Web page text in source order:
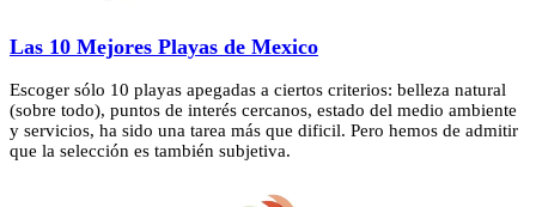
Las 10 Mejores Playas de Mexico
Escoger sólo 10 playas apegadas a ciertos criterios: belleza natural
(sobre todo), puntos de interés cercanos, estado del medio ambiente
y servicios, ha sido una tarea más que dificil. Pero hemos de admitir
que la selección es también subjetiva.